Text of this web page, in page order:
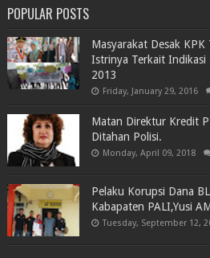
POPULAR POSTS
Masyarakat Desak
Istrinya Terkait Indikasi
2013
Friday, January 29, 2016
Matan Direktur Kredit
Ditahan Polisi.
Monday, April 09, 2018
Pelaku Korupsi Dana
Kabapaten PALI,Yusi
Tuesday, September 12,